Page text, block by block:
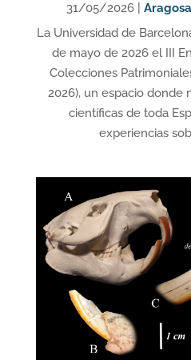
31/05/2026 |
La Universidad de
de mayo de 2026 el III
Colecciones
2026), un espacio donde
científicas de toda
experiencias